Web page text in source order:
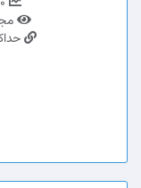
مجموع
حداکثر 1 آدرس